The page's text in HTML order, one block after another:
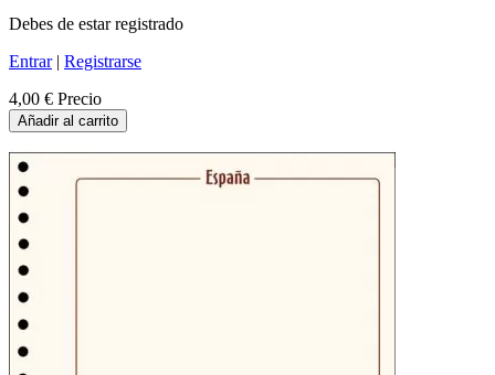
Debes de estar registrado
Entrar| Registrarse
4,00 € Precio
Añadir al carrito